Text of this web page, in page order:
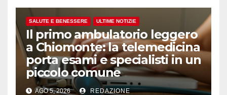
SALUTE E BENESSERE ULTIME NOTIZIE
Il primo ambulatorio leggero
a Chiomonte: la telemedicina
porta esami e specialisti in un
piccolo comune
AGO 5, 2026 REDAZIONE